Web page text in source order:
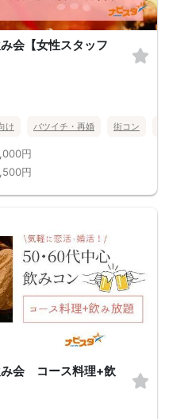
会【女性スタッフ
け バツイチ・再婚 街コン
円
円
会 コース料理+飲